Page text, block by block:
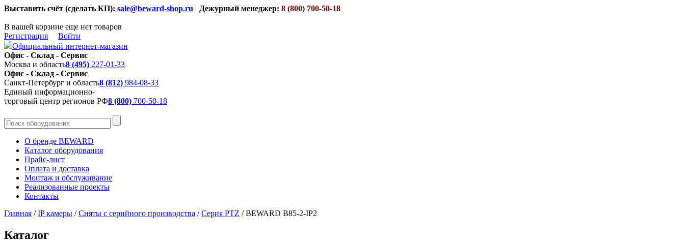
Выставить счёт (сделать КП): sale@beward-shop.ru Дежурный менеджер: 8 (800) 700-50-18
В вашей корзине еще нет товаров
Регистрация
Войти
Официальный интернет-магазин
Офис - Склад - Сервис
Москва и область8 (495) 227-01-33
Офис - Склад - Сервис
Санкт-Петербург и область8 (812) 984-08-33
Единый информационно-
торговый центр регионов РФ8 (800) 700-50-18
О бренде BEWARD
Каталог оборудования
Прайс-лист
Оплата и доставка
Монтаж и обслуживание
Реализованные проекты
Контакты
Главная /IP камеры /Сняты с серийного производства /Серия PTZ /BEWARD B85-2-IP2
Каталог